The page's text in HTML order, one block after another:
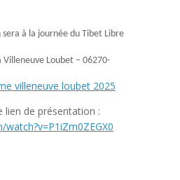
à la journée du Tibet Libre
Villeneuve Loubet – 06270-
villeneuve loubet 2025
lien de présentation :
watch?v=P1iZm0ZEGX0